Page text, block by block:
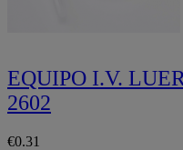
EQUIPO I.V.
2602
€0.31